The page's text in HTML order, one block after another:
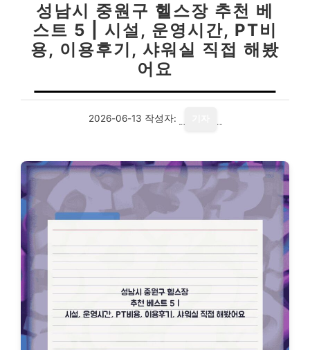
성남시 중원구 헬스장 추천 베
스트 5 | 시설, 운영시간, PT비
용, 이용후기, 샤워실 직접 해봤
어요
2026-06-13 작성자: